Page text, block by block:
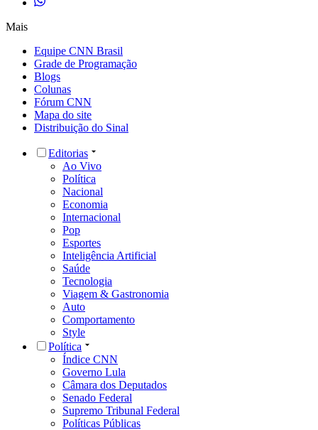
Mais
Equipe CNN Brasil
Grade de Programação
Blogs
Colunas
Fórum CNN
Mapa do site
Distribuição do Sinal
Editorias
Ao Vivo
Política
Nacional
Economia
Internacional
Pop
Esportes
Inteligência Artificial
Saúde
Tecnologia
Viagem & Gastronomia
Auto
Comportamento
Style
Política
Índice CNN
Governo Lula
Câmara dos Deputados
Senado Federal
Supremo Tribunal Federal
Políticas Públicas